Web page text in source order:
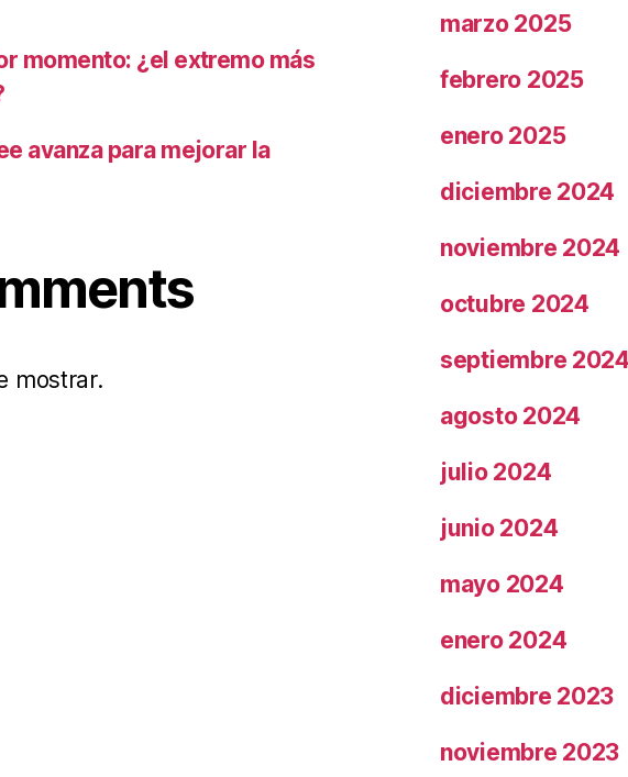
momento: ¿el extremo más
avanza para mejorar la
mostrar.
marzo 2025
febrero 2025
enero 2025
diciembre 2024
noviembre 2024
octubre 2024
septiembre 2024
agosto 2024
julio 2024
junio 2024
mayo 2024
enero 2024
diciembre 2023
noviembre 2023